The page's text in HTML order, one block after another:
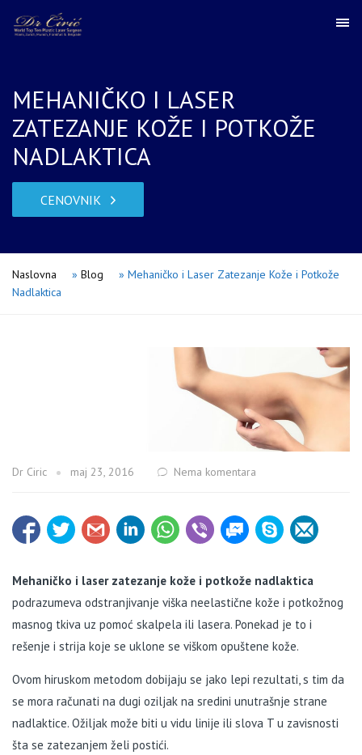
MEHANIČKO I LASER
ZATEZANJE KOŽE I POTKOŽE
NADLAKTICA
CENOVNIK
Naslovna » Blog » Mehaničko i Laser Zatezanje Kože i Potkože
Nadlaktica
Dr Ciric maj 23, 2016 Nema komentara
Mehaničko i laser zatezanje kože i potkože nadlaktica
podrazumeva odstranjivanje viška neelastične kože i potkožnog
masnog tkiva uz pomoć skalpela ili lasera. Ponekad je to i
rešenje i strija koje se uklone se viškom opuštene kože.
Ovom hiruskom metodom dobijaju se jako lepi rezultati, s tim da
se mora računati na dugi oziljak na sredini unutrašnje strane
nadlaktice. Ožiljak može biti u vidu linije ili slova T u zavisnosti
šta se zatezanjem želi postići.